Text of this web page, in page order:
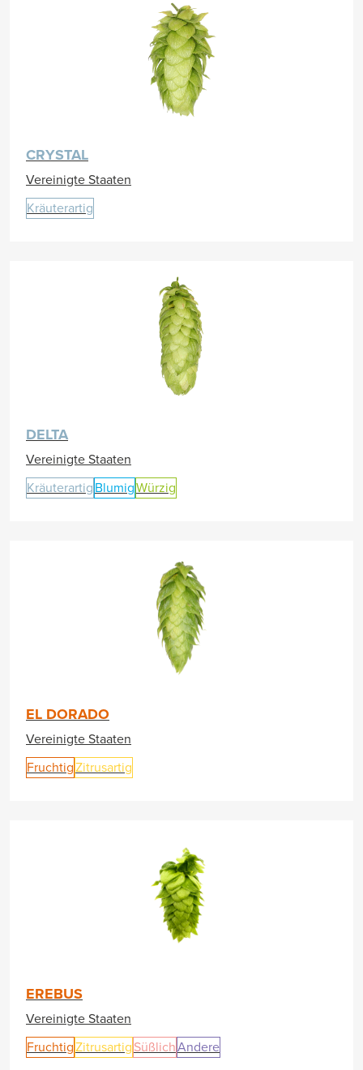
CRYSTAL
Vereinigte Staaten
Kräuterartig
DELTA
Vereinigte Staaten
Kräuterartig BlumigWürzig
EL DORADO
Vereinigte Staaten
FruchtigZitrusartig
EREBUS
Vereinigte Staaten
FruchtigZitrusartig SüßlichAndere